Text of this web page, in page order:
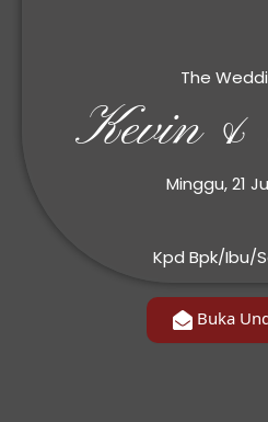
The
Kevin
Minggu, 21
Kpd Bpk/Ibu/
Buka